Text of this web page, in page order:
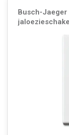
Busch-Jaeger